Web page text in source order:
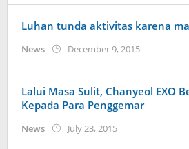
Luhan tunda aktivitas karena
News December 9, 2015by
Lalui Masa Sulit, Chanyeol EXO
Kepada Para Penggemar
News July 23, 2015by